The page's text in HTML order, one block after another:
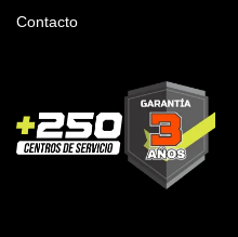
Contacto